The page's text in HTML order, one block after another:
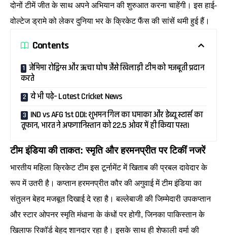
दोनों टीमें जीत के साथ अपने अभियान की शुरुआत करना चाहेंगी। इस हाई-
वोल्टेज ड्रामे को लेकर दुनिया भर के क्रिकेट फैंस की सांसें थमी हुई हैं।
Contents
जेमिमा रोड्रिग्स और ऋचा घोष जैसे खिलाड़ी टीम को मजबूती प्रदान
करते
ये भी पढ़े– Latest Cricket News
IND vs AFG 1st ODI: शुभमन गिल का धमाका और डेब्यू स्टार्स का
तूफान, भारत ने अफगानिस्तान को 22.5 ओवर में ही किया पस्त।
टीम इंडिया की ताकत: स्मृति और हरमनप्रीत पर टिकीं नजरें
भारतीय महिला क्रिकेट टीम इस टूर्नामेंट में खिताब की प्रबल दावेदार के
रूप में उतरी है। कप्तान हरमनप्रीत कौर की अगुवाई में टीम इंडिया का
संतुलन बेहद मजबूत दिखाई दे रहा है। बल्लेबाजी की जिम्मेदारी उपकप्तान
और स्टार ओपनर स्मृति मंधाना के कंधों पर होगी, जिनका पाकिस्तान के
खिलाफ रिकॉर्ड बेहद शानदार रहा है। इसके साथ ही शेफाली वर्मा की